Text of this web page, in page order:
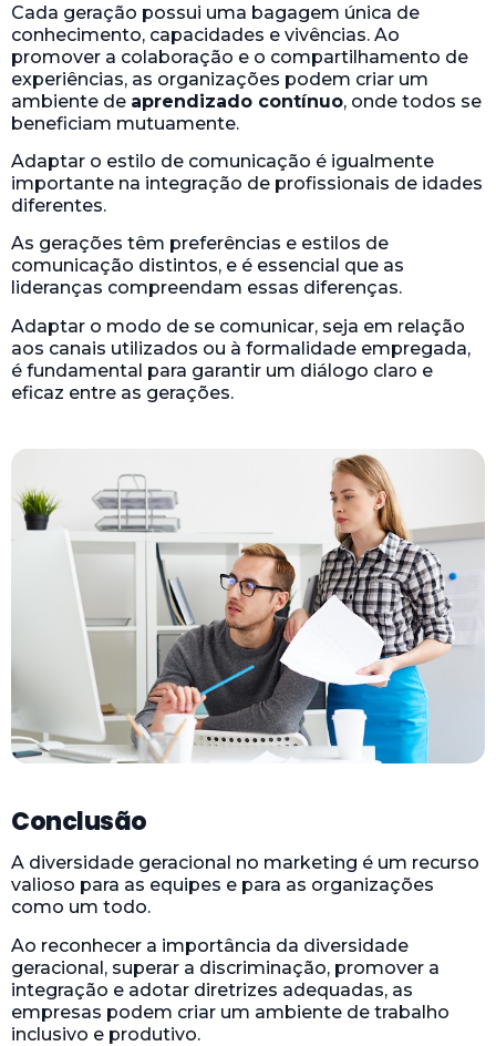
Cada geração possui uma bagagem única de
conhecimento, capacidades e vivências. Ao
promover a colaboração e o compartilhamento de
experiências, as organizações podem criar um
ambiente de aprendizado contínuo, onde todos se
beneficiam mutuamente.
Adaptar o estilo de comunicação é igualmente
importante na integração de profissionais de idades
diferentes.
As gerações têm preferências e estilos de
comunicação distintos, e é essencial que as
lideranças compreendam essas diferenças.
Adaptar o modo de se comunicar, seja em relação
aos canais utilizados ou à formalidade empregada,
é fundamental para garantir um diálogo claro e
eficaz entre as gerações.
Conclusão
A diversidade geracional no marketing é um recurso
valioso para as equipes e para as organizações
como um todo.
Ao reconhecer a importância da diversidade
geracional, superar a discriminação, promover a
integração e adotar diretrizes adequadas, as
empresas podem criar um ambiente de trabalho
inclusivo e produtivo.